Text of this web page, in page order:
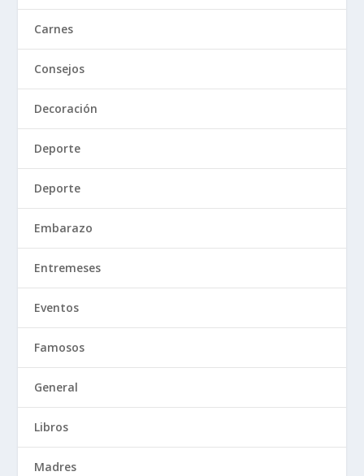
Carnes
Consejos
Decoración
Deporte
Deporte
Embarazo
Entremeses
Eventos
Famosos
General
Libros
Madres